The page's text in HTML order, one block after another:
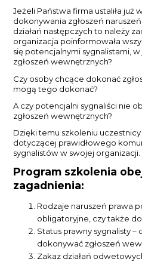
Jeżeli Państwa firma ustaliła
dokonywania zgłoszeń
działań następczych to należy
organizacja poinformowała
się potencjalnymi sygnalistami,
zgłoszeń wewnętrznych?
Czy osoby chcące dokonać
mogą tego dokonać?
A czy potencjalni sygnaliści nie
zgłoszeń wewnętrznych?
Dzięki temu szkoleniu
dotyczącej prawidłowego
sygnalistów w swojej organizacji.
Program szkolenia
zagadnienia:
Rodzaje naruszeń prawa
obligatoryjne, czy także
Status prawny sygnalisty –
dokonywać zgłoszeń
Zakaz działań